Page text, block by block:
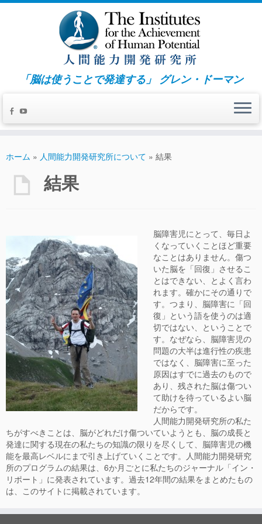
「脳は使うことで発達する」 グレン・ドーマン
ホーム » 人間能力開発研究所について » 結果
結果
脳障害児にとって、毎日よ
くなっていくことほど重要
なことはありません。傷つ
いた脳を「回復」させるこ
とはできない、とよく言わ
れます。確かにその通りで
す。つまり、脳障害に「回
復」という語を使うのは適
切ではない、ということで
す。なぜなら、脳障害児の
問題の大半は進行性の疾患
ではなく、脳障害に至った
原因はすでに過去のもので
あり、残された脳は傷つい
て助けを待っているよい脳
だからです。
人間能力開発研究所の私た
ちがすべきことは、脳がどれだけ傷ついていようとも、脳の成長と
発達に関する現在の私たちの知識の限りを尽くして、脳障害児の機
能を最高レベルにまで引き上げていくことです。人間能力開発研究
所のプログラムの結果は、6か月ごとに私たちのジャーナル「イン・
リポート」に発表されています。過去12年間の結果をまとめたもの
は、このサイトに掲載されています。